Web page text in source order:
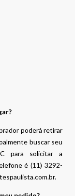
poderá retirar
buscar seu
para solicitar a
é (11) 3292-